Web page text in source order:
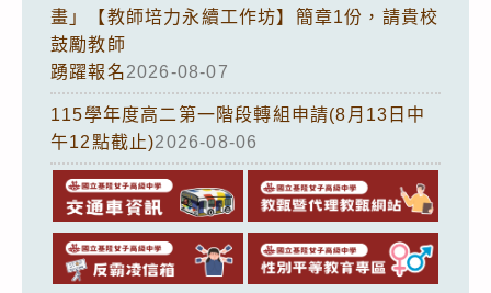
畫」【教師培力永續工作坊】簡章1份，請貴校
鼓勵教師
踴躍報名2026-08-07
115學年度高二第一階段轉組申請(8月13日中
午12點截止)2026-08-06